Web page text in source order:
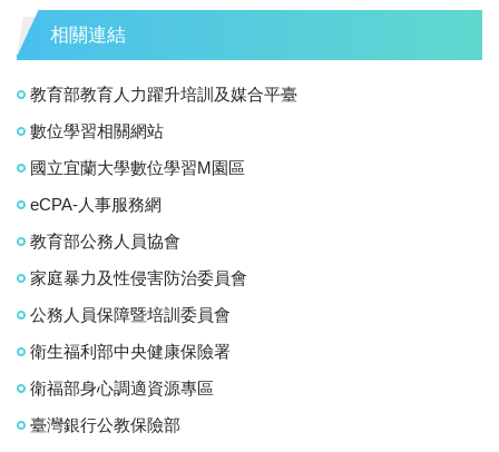
相關連結
教育部教育人力躍升培訓及媒合平臺
數位學習相關網站
國立宜蘭大學數位學習M園區
eCPA-人事服務網
教育部公務人員協會
家庭暴力及性侵害防治委員會
公務人員保障暨培訓委員會
衛生福利部中央健康保險署
衛福部身心調適資源專區
臺灣銀行公教保險部